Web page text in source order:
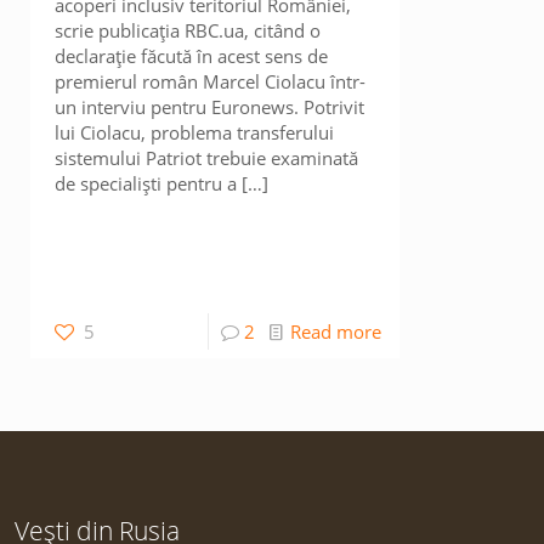
acoperi inclusiv teritoriul României,
scrie publicația RBC.ua, citând o
declarație făcută în acest sens de
premierul român Marcel Ciolacu într-
un interviu pentru Euronews. Potrivit
lui Ciolacu, problema transferului
sistemului Patriot trebuie examinată
de specialiști pentru a […]
5 2 Read more
Vești din Rusia